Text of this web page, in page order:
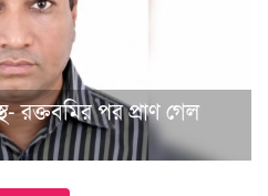
রক্তবমির পর প্রাণ গেল